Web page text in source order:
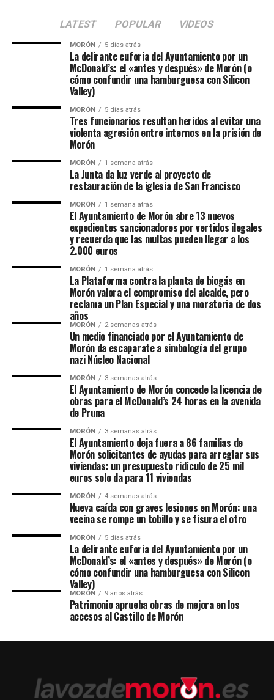
LATEST POPULAR VIDEOS
MORÓN 5 días atrás
La delirante euforia del Ayuntamiento por un
McDonald’s: el «antes y después» de Morón (o
cómo confundir una hamburguesa con Silicon
Valley)
MORÓN 5 días atrás
Tres funcionarios resultan heridos al evitar una
violenta agresión entre internos en la prisión de
Morón
MORÓN 1 semana atrás
La Junta da luz verde al proyecto de
restauración de la iglesia de San Francisco
MORÓN 1 semana atrás
El Ayuntamiento de Morón abre 13 nuevos
expedientes sancionadores por vertidos ilegales
y recuerda que las multas pueden llegar a los
2.000 euros
MORÓN 1 semana atrás
La Plataforma contra la planta de biogás en
Morón valora el compromiso del alcalde, pero
reclama un Plan Especial y una moratoria de dos
años
MORÓN 2 semanas atrás
Un medio financiado por el Ayuntamiento de
Morón da escaparate a simbología del grupo
nazi Núcleo Nacional
MORÓN 3 semanas atrás
El Ayuntamiento de Morón concede la licencia de
obras para el McDonald’s 24 horas en la avenida
de Pruna
MORÓN 3 semanas atrás
El Ayuntamiento deja fuera a 86 familias de
Morón solicitantes de ayudas para arreglar sus
viviendas: un presupuesto ridículo de 25 mil
euros solo da para 11 viviendas
MORÓN 4 semanas atrás
Nueva caída con graves lesiones en Morón: una
vecina se rompe un tobillo y se fisura el otro
MORÓN 5 días atrás
La delirante euforia del Ayuntamiento por un
McDonald’s: el «antes y después» de Morón (o
cómo confundir una hamburguesa con Silicon
Valley)
MORÓN 9 años atrás
Patrimonio aprueba obras de mejora en los
accesos al Castillo de Morón